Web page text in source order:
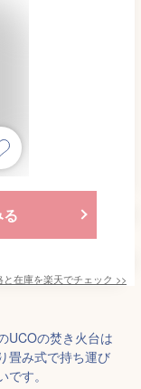
と在庫を楽天でチェック >>
UCOの焚き火台は
畳み式で持ち運び
す。